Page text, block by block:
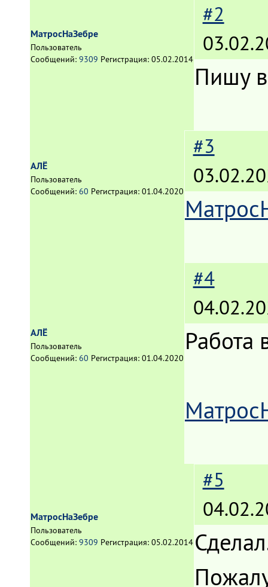
МатросНаЗебре
Пользователь
Сообщений: 9309 Регистрация: 05.02.2014
#2
Пишу
АЛЁ
Пользователь
Сообщений: 60 Регистрация: 01.04.2020
#3
АЛЁ
Пользователь
Сообщений: 60 Регистрация: 01.04.2020
#4
Работа
МатросНаЗебре
Пользователь
Сообщений: 9309 Регистрация: 05.02.2014
#5